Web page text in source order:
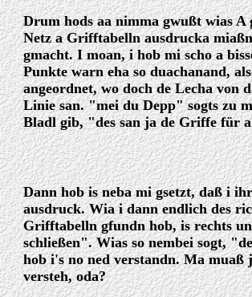
Drum hods aa nimma gwußt wias
Netz a Grifftabelln ausdrucka
gmacht. I moan, i hob mi scho a
Punkte warn eha so duachanand,
angeordnet, wo doch de Lecha von
Linie san. "mei du Depp" sogts zu
Bladl gib, "des san ja de Griffe für
Dann hob is neba mi gsetzt, daß i
ausdruck. Wia i dann endlich des
Grifftabelln gfundn hob, is rechts
schließen". Wias so nembei sogt,
hob i's no ned verstandn. Ma muaß
versteh, oda?